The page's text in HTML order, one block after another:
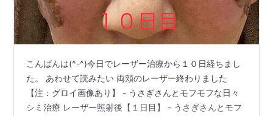
こんばんは(^-^)今日でレーザー治療から１０日経ちまし
た。 あわせて読みたい 両頬のレーザー終わりました
【注：グロイ画像あり】 - うさぎさんとモフモフな日々
シミ治療 レーザー照射後【１日目】 - うさぎさんとモフ